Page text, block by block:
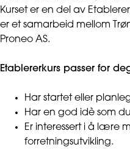
Kurset er en del av
er et samarbeid mellom
Proneo AS.
Etablererkurs passer for
Har startet eller
Har en god idè som
Er interessert i å lære
forretningsutvikling.